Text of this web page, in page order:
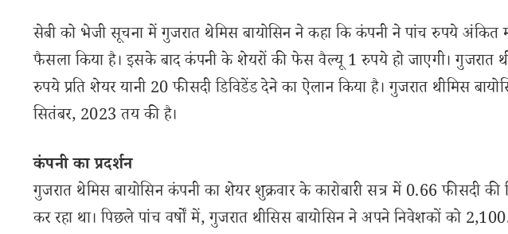
सेबी को भेजी सूचना में गुजरात थेमिस बायोसिन ने कहा कि कंपनी ने पांच रुपये अंकित
फैसला किया है। इसके बाद कंपनी के शेयरों की फेस वैल्यू 1 रुपये हो जाएगी। गुजरात
रुपये प्रति शेयर यानी 20 फीसदी डिविडेंड देने का ऐलान किया है। गुजरात थीमिस
सितंबर, 2023 तय की है।
कंपनी का प्रदर्शन
गुजरात थेमिस बायोसिन कंपनी का शेयर शुक्रवार के कारोबारी सत्र में 0.66 फीसदी
कर रहा था। पिछले पांच वर्षों में, गुजरात थीसिस बायोसिन ने अपने निवेशकों को